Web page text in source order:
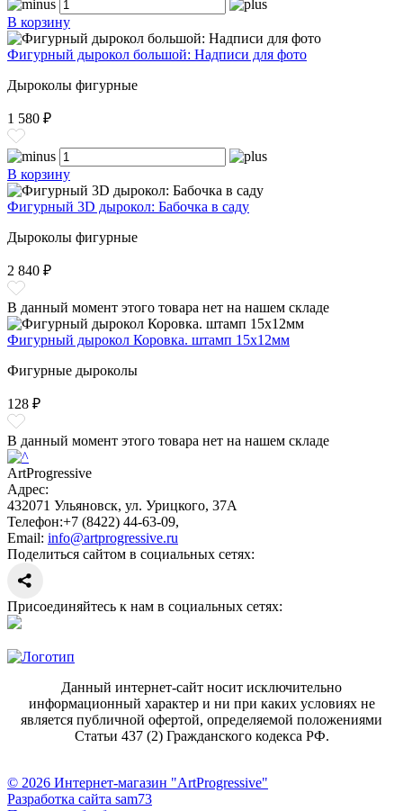
В корзину
Фигурный дырокол большой: Надписи для фото
Дыроколы фигурные
1 580 ₽
В корзину
Фигурный 3D дырокол: Бабочка в саду
Дыроколы фигурные
2 840 ₽
В данный момент этого товара нет на нашем складе
Фигурный дырокол Коровка. штамп 15х12мм
Фигурные дыроколы
128 ₽
В данный момент этого товара нет на нашем складе
ArtProgressive
Адрес:
432071 Ульяновск, ул. Урицкого, 37А
Телефон:+7 (8422) 44-63-09,
Email: info@artprogressive.ru
Поделиться сайтом в социальных сетях:
Присоединяйтесь к нам в социальных сетях:
Данный интернет-сайт носит исключительно
информационный характер и ни при каких условиях не
является публичной офертой, определяемой положениями
Статьи 437 (2) Гражданского кодекса РФ.
© 2026 Интернет-магазин "ArtProgressive"
Разработка сайта sam73